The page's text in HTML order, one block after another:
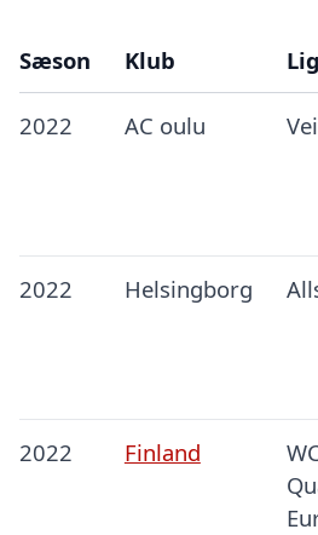
Sæson Klub
2022 AC oulu
2022 Helsingborg
2022 Finland